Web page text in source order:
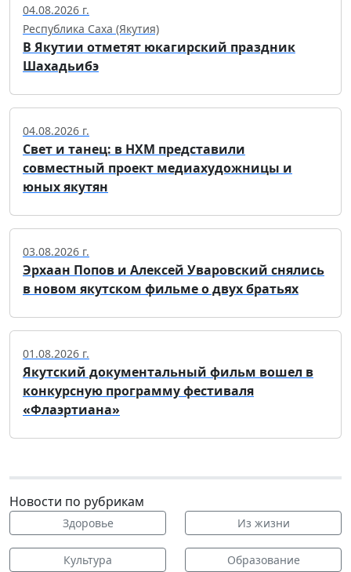
04.08.2026 г.
Республика Саха (Якутия)
В Якутии отметят юкагирский праздник
Шахадьибэ
04.08.2026 г.
Свет и танец: в НХМ представили
совместный проект медиахудожницы и
юных якутян
03.08.2026 г.
Эрхаан Попов и Алексей Уваровский снялись
в новом якутском фильме о двух братьях
01.08.2026 г.
Якутский документальный фильм вошел в
конкурсную программу фестиваля
«Флаэртиана»
Новости по рубрикам
Здоровье Из жизни
Культура Образование